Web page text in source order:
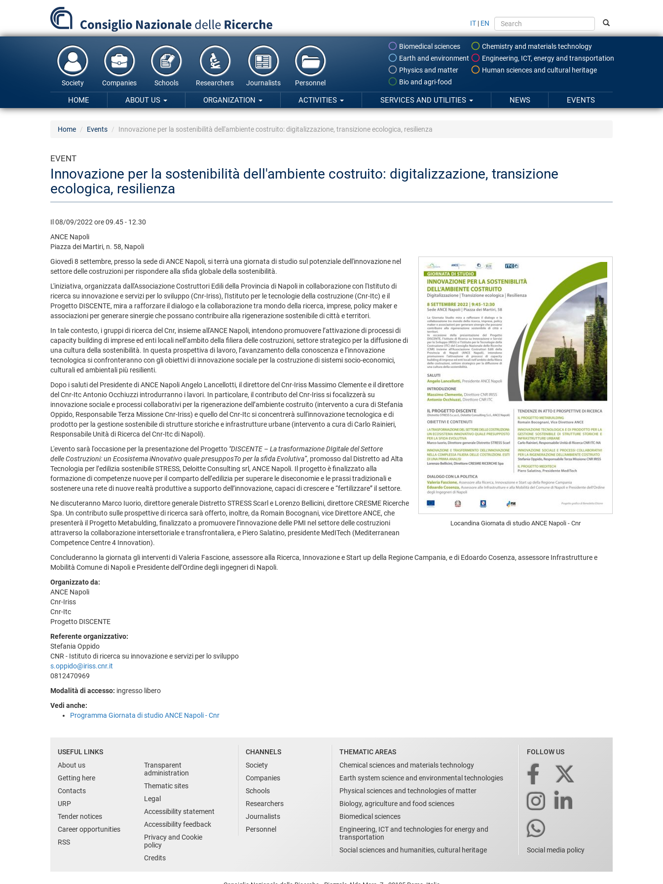
content
IT | EN
Biomedical sciences
Chemistry and materials technology
Earth and environment
Engineering, ICT, energy and transportation
Physics and matter
Human sciences and cultural heritage
Bio and agri-food
Society Companies Schools Researchers Journalists Personnel
HOME ABOUT US ORGANIZATION ACTIVITIES SERVICES AND UTILITIES NEWS EVENTS
Home Events Innovazione per la sostenibilità dell'ambiente costruito: digitalizzazione, transizione ecologica, resilienza
EVENT
Innovazione per la sostenibilità dell'ambiente costruito: digitalizzazione, transizione
ecologica, resilienza
Il 08/09/2022 ore 09.45 - 12.30
ANCE Napoli
Piazza dei Martiri, n. 58, Napoli
Locandina Giornata di studio ANCE Napoli - Cnr
Giovedì 8 settembre, presso la sede di ANCE Napoli, si terrà una giornata di studio sul potenziale dell'innovazione nel
settore delle costruzioni per rispondere alla sfida globale della sostenibilità.
L'iniziativa, organizzata dall'Associazione Costruttori Edili della Provincia di Napoli in collaborazione con l'Istituto di
ricerca su innovazione e servizi per lo sviluppo (Cnr-Iriss), l'Istituto per le tecnologie della costruzione (Cnr-Itc) e il
Progetto DISCENTE, mira a rafforzare il dialogo e la collaborazione tra mondo della ricerca, imprese, policy maker e
associazioni per generare sinergie che possano contribuire alla rigenerazione sostenibile di città e territori.
In tale contesto, i gruppi di ricerca del Cnr, insieme all'ANCE Napoli, intendono promuovere l’attivazione di processi di
capacity building di imprese ed enti locali nell’ambito della filiera delle costruzioni, settore strategico per la diffusione di
una cultura della sostenibilità. In questa prospettiva di lavoro, l’avanzamento della conoscenza e l’innovazione
tecnologica si confronteranno con gli obiettivi di innovazione sociale per la costruzione di sistemi socio-economici,
culturali ed ambientali più resilienti.
Dopo i saluti del Presidente di ANCE Napoli Angelo Lancellotti, il direttore del Cnr-Iriss Massimo Clemente e il direttore
del Cnr-Itc Antonio Occhiuzzi introdurranno i lavori. In particolare, il contributo del Cnr-Iriss si focalizzerà su
innovazione sociale e processi collaborativi per la rigenerazione dell’ambiente costruito (intervento a cura di Stefania
Oppido, Responsabile Terza Missione Cnr-Iriss) e quello del Cnr-Itc si concentrerà sull'innovazione tecnologica e di
prodotto per la gestione sostenibile di strutture storiche e infrastrutture urbane (intervento a cura di Carlo Rainieri,
Responsabile Unità di Ricerca del Cnr-Itc di Napoli).
L'evento sarà l'occasione per la presentazione del Progetto "DISCENTE – La trasformazione DIgitale del Settore
delle Costruzioni: un Ecosistema iNnovativo quale presupposTo per la sfida Evolutiva”, promosso dal Distretto ad Alta
Tecnologia per l’edilizia sostenibile STRESS, Deloitte Consulting srl, ANCE Napoli. Il progetto è finalizzato alla
formazione di competenze nuove per il comparto dell’edilizia per superare le diseconomie e le prassi tradizionali e
sostenere una rete di nuove realtà produttive a supporto dell’innovazione, capaci di crescere e “fertilizzare” il settore.
Ne discuteranno Marco Iuorio, direttore generale Distretto STRESS Scarl e Lorenzo Bellicini, direttore CRESME Ricerche
Spa. Un contributo sulle prospettive di ricerca sarà offerto, inoltre, da Romain Bocognani, vice Direttore ANCE, che
presenterà il Progetto Metabulding, finalizzato a promuovere l’innovazione delle PMI nel settore delle costruzioni
attraverso la collaborazione intersettoriale e transfrontaliera, e Piero Salatino, presidente MedITech (Mediterranean
Competence Centre 4 Innovation).
Concluderanno la giornata gli interventi di Valeria Fascione, assessore alla Ricerca, Innovazione e Start up della Regione Campania, e di Edoardo Cosenza, assessore Infrastrutture e
Mobilità Comune di Napoli e Presidente dell’Ordine degli ingegneri di Napoli.
Organizzato da:
ANCE Napoli
Cnr-Iriss
Cnr-Itc
Progetto DISCENTE
Referente organizzativo:
Stefania Oppido
CNR - Istituto di ricerca su innovazione e servizi per lo sviluppo
s.oppido@iriss.cnr.it
0812470969
Modalità di accesso: ingresso libero
Vedi anche:
Programma Giornata di studio ANCE Napoli - Cnr
USEFUL LINKS
About us
Getting here
Contacts
URP
Tender notices
Career opportunities
RSS
Transparent
administration
Thematic sites
Legal
Accessibility statement
Accessibility feedback
Privacy and Cookie
policy
Credits
CHANNELS
Society
Companies
Schools
Researchers
Journalists
Personnel
THEMATIC AREAS
Chemical sciences and materials technology
Earth system science and environmental technologies
Physical sciences and technologies of matter
Biology, agriculture and food sciences
Biomedical sciences
Engineering, ICT and technologies for energy and
transportation
Social sciences and humanities, cultural heritage
FOLLOW US
Social media policy